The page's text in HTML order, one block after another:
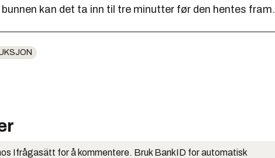
kan det ta inn til tre minutter før den hentes fram.
Ifrågasätt for å kommentere. Bruk BankID for automatisk